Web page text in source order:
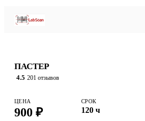
ПАСТЕР
4.5 201 отзывов
ЦЕНА
900 ₽
СРОК
120 ч